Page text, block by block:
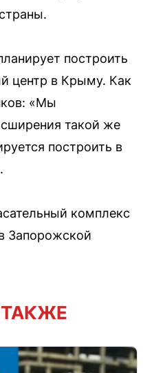
построить
центр в Крыму. Как
«Мы
такой же
построить в
комплекс
Запорожской